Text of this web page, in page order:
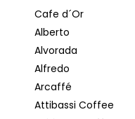
Cafe d´Or
Alberto
Alvorada
Alfredo
Arcaffé
Attibassi Coffee